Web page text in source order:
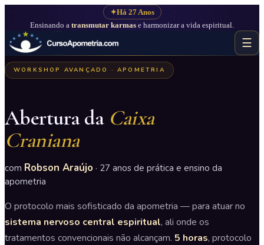
✦Há 27 Anos
Ensinando a transmutar karmas e harmonizar a vida espiritual.
☰
WORKSHOP AVANÇADO · APOMETRIA
Abertura da Caixa
Craniana
com Robson Araújo · 27 anos de prática e ensino da
apometria
O protocolo mais sofisticado da apometria — para atuar no
sistema nervoso central espiritual, ali onde os
tratamentos convencionais não alcançam. 5 horas, protocolo